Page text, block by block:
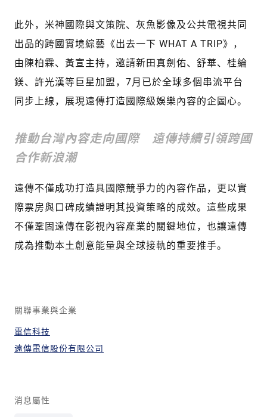
此外，米神國際與文策院、灰魚影像及公共電視共同
出品的跨國實境綜藝《出去一下 WHAT A TRIP》，
由陳柏霖、黃宣主持，邀請新田真劍佑、舒華、桂綸
鎂、許光漢等巨星加盟，7月已於全球多個串流平台
同步上線，展現遠傳打造國際級娛樂內容的企圖心。
推動台灣內容走向國際 遠傳持續引領跨國
合作新浪潮
遠傳不僅成功打造具國際競爭力的內容作品，更以實
際票房與口碑成績證明其投資策略的成效。這些成果
不僅鞏固遠傳在影視內容產業的關鍵地位，也讓遠傳
成為推動本土創意能量與全球接軌的重要推手。
關聯事業與企業
電信科技
遠傳電信股份有限公司
消息屬性